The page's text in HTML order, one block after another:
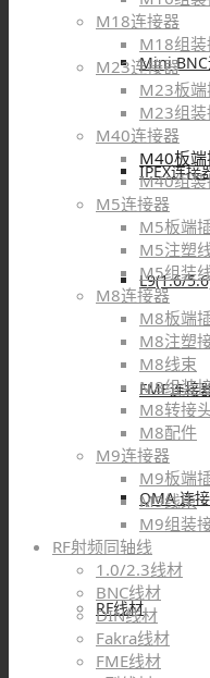
Mini
IPEX连接
L9(1.6/
FME连接
QMA 连
RF线材
M18连接器
M18组装
M23连接器
M23板
M23组装
M40连接器
M40板
M40组装
M5连接器
M5板端
M5注塑
M5组装
M8连接器
M8板端
M8注塑
M8线束
M8组装
M8转接
M8配件
M9连接器
M9板端
M9线束
M9组装
RF射频同轴线
1.0/2.3线材
BNC线材
DIN线材
Fakra线材
FME线材